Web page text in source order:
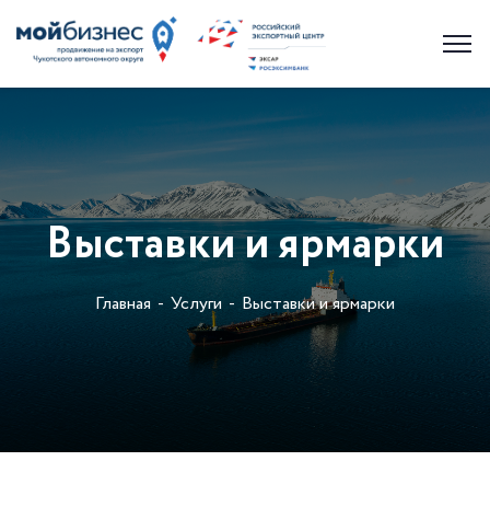
Выставки и ярмарки
Главная Услуги Выставки и ярмарки